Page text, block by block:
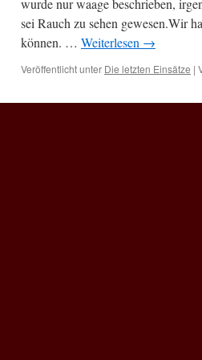
Feuerwehrgerätehaus
wurde nur waage beschrieben,
sei Rauch zu sehen gewesen.Wir
können. … Weiterlesen →
Veröffentlicht unter Die letzten Einsätze |